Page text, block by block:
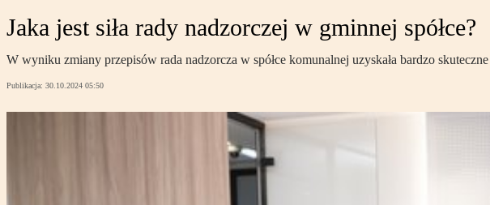
Jaka jest siła rady nadzorczej w gminnej spółce?
W wyniku zmiany przepisów rada nadzorcza w spółce komunalnej uzyskała bardzo
Publikacja: 30.10.2024 05:50